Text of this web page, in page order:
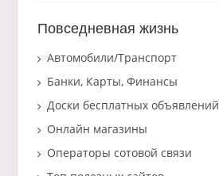
Повседневная жизнь
Автомобили/Транспорт
Банки, Карты, Финансы
Доски бесплатных объявлений
Онлайн магазины
Операторы сотовой связи